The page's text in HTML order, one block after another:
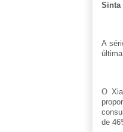
Sinta
A
O
de